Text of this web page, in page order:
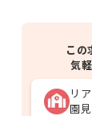
こ
気
リ
園